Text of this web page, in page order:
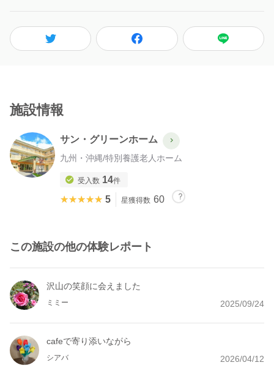
施設情報
サン・グリーンホーム
九州・沖縄/特別養護老人ホーム
受入数 14件
★★★★★
★★★★★ 5 星獲得数 60
この施設の他の体験レポート
沢山の笑顔に会えました
ミミー 2025/09/24
cafeで寄り添いながら
シアバ 2026/04/12